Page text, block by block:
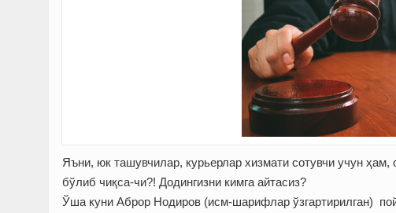
Яъни, юк ташувчилар, курьерлар хизмати сотувчи учун
бўлиб чиқса-чи?! Додингизни кимга айтасиз?
Ўша куни Аброр Нодиров (исм-шарифлар ўзгартирилган)